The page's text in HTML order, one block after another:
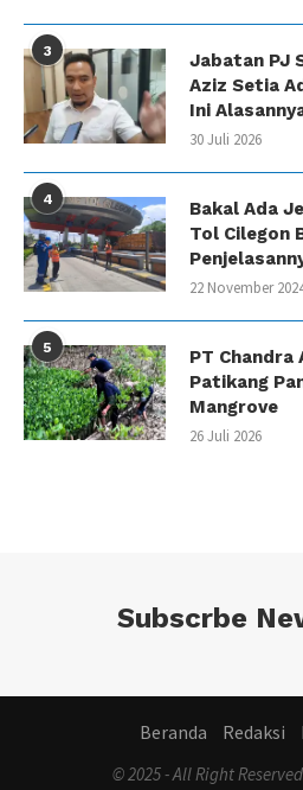
3
Jabatan PJ
Aziz Setia
Ini
30 Juli 2026
4
Bakal Ada
Tol Cilegon
22 November
5
PT Chandra
Patikang
Mangrove
26 Juli 2026
Subscrbe
Beranda Redaksi
© 2025 - All Right